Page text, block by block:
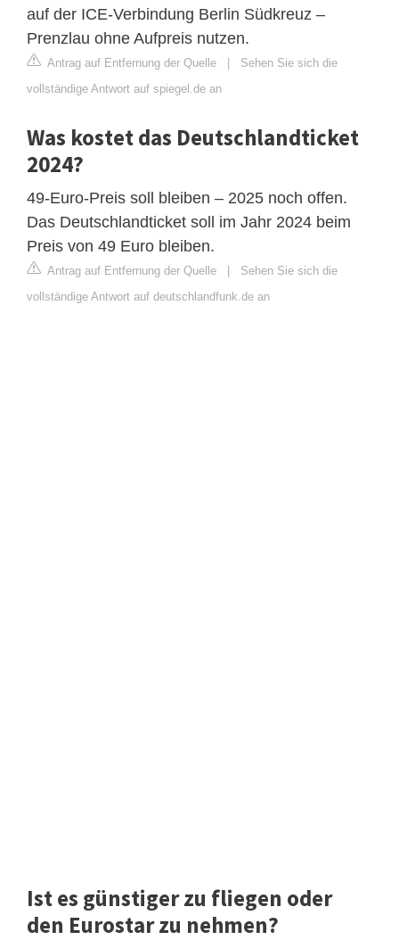
auf der ICE-Verbindung Berlin Südkreuz –
Prenzlau ohne Aufpreis nutzen.
Antrag auf Entfernung der Quelle | Sehen Sie sich die
vollständige Antwort auf spiegel.de an
Was kostet das Deutschlandticket
2024?
49-Euro-Preis soll bleiben – 2025 noch offen.
Das Deutschlandticket soll im Jahr 2024 beim
Preis von 49 Euro bleiben.
Antrag auf Entfernung der Quelle | Sehen Sie sich die
vollständige Antwort auf deutschlandfunk.de an
Ist es günstiger zu fliegen oder
den Eurostar zu nehmen?